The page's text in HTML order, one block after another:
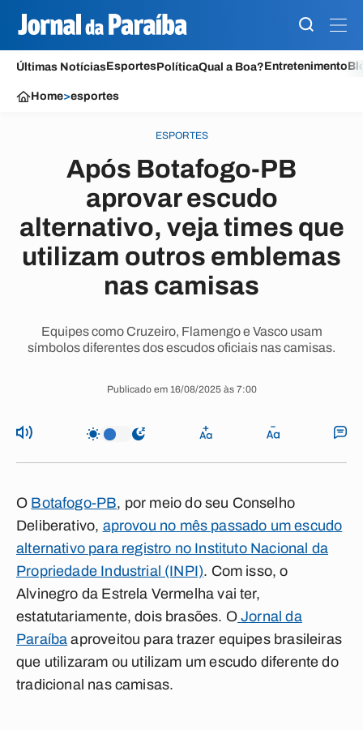
Últimas NotíciasEsportesPolíticaQual a Boa?Entretenimento
Home>esportes
ESPORTES
Após Botafogo-PB
aprovar escudo
alternativo, veja times que
utilizam outros emblemas
nas camisas
Equipes como Cruzeiro, Flamengo e Vasco usam
símbolos diferentes dos escudos oficiais nas camisas.
Publicado em 16/08/2025 às 7:00
O Botafogo-PB, por meio do seu Conselho
Deliberativo, aprovou no mês passado um escudo
alternativo para registro no Instituto Nacional da
Propriedade Industrial (INPI). Com isso, o
Alvinegro da Estrela Vermelha vai ter,
estatutariamente, dois brasões. OJornal da
Paraíba aproveitou para trazer equipes brasileiras
que utilizaram ou utilizam um escudo diferente do
tradicional nas camisas.